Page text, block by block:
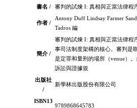
書名 / 審判的試煉 I: 真相與正當法律程
作者 /
Antony Duff Lindsay Farmer
Tadros 編
簡介 /
審判的試煉 I: 真相與正當法律程
事司法制度架構的核心。審判是
是定罪和量刑的場所（venue）
訴訟與證據規
出版社
/
新學林出版股份有限公司
ISBN13
9789868645783